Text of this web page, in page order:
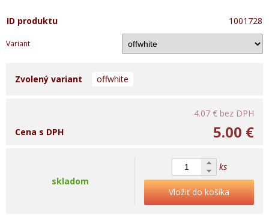
ID produktu 1001728
Variant
Zvolený variant offwhite
4.07 € bez DPH
5.00 €
Cena s DPH
skladom
ks
Vložiť do košíka